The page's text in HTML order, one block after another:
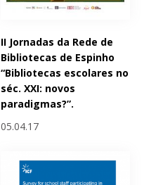
II Jornadas da Rede de
Bibliotecas de Espinho
“Bibliotecas escolares no
séc. XXI: novos
paradigmas?”.
05.04.17